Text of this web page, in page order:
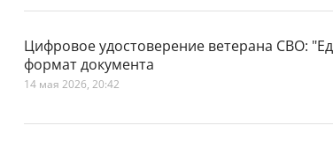
Цифровое удостоверение ветерана СВО:
формат документа
14 мая 2026, 20:42